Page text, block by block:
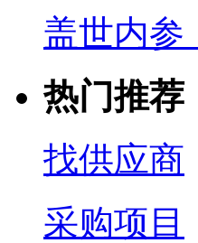
盖世内参
热门推荐
找供应商
采购项目